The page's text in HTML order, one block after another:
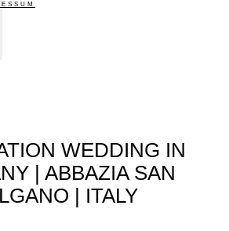
WEDDING IN
| ABBAZIA SAN
| ITALY​